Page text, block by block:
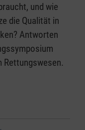
und wie
die Qualität in
Antworten
Rettungswesen.